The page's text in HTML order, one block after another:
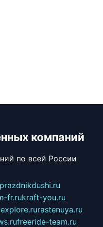
компаний
по всей России
prazdnikdushi.ru
fr.rukraft-you.ru
rastenuya.ru
freeride-team.ru